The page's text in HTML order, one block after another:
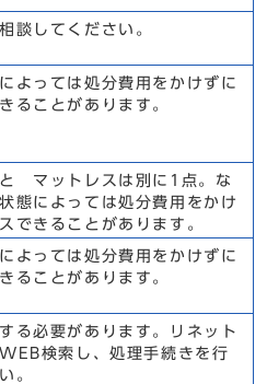
談してください。
よっては処分費用をかけずに
ることがあります。
マットレスは別に1点。な
態によっては処分費用をかけ
できることがあります。
よっては処分費用をかけずに
ることがあります。
る必要があります。リネット
検索し、処理手続きを行
。